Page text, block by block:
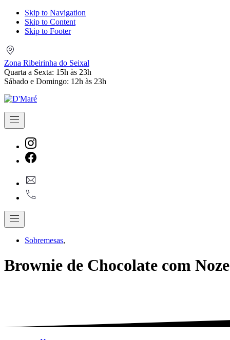
Skip to Navigation
Skip to Content
Skip to Footer
do
Seixal
Zona Ribeirinha do Seixal
Quarta a Sexta: 15h às 23h
Sábado e Domingo: 12h às 23h
Navigation
New
Window
Window
Navigation
Sobremesas,
Brownie de Chocolate com